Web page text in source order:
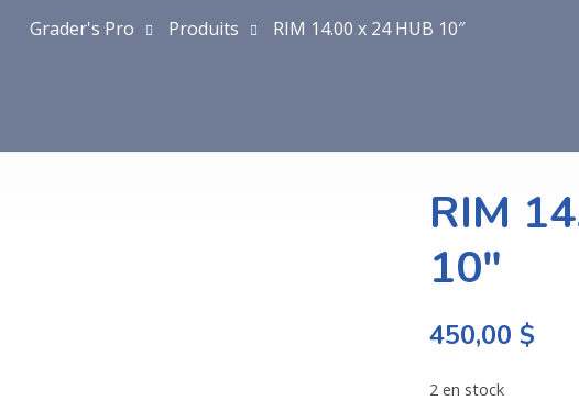
Grader's Pro Produits RIM 14.00 x 24 HUB 10″
RIM
10″
450,00$
2 en stock